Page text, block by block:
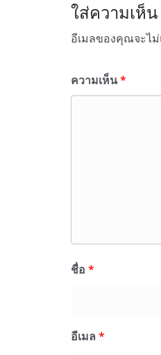
ใส่ความเห็น
อีเมลของคุณจะไ
ความเห็น*
ชื่อ *
อีเมล *